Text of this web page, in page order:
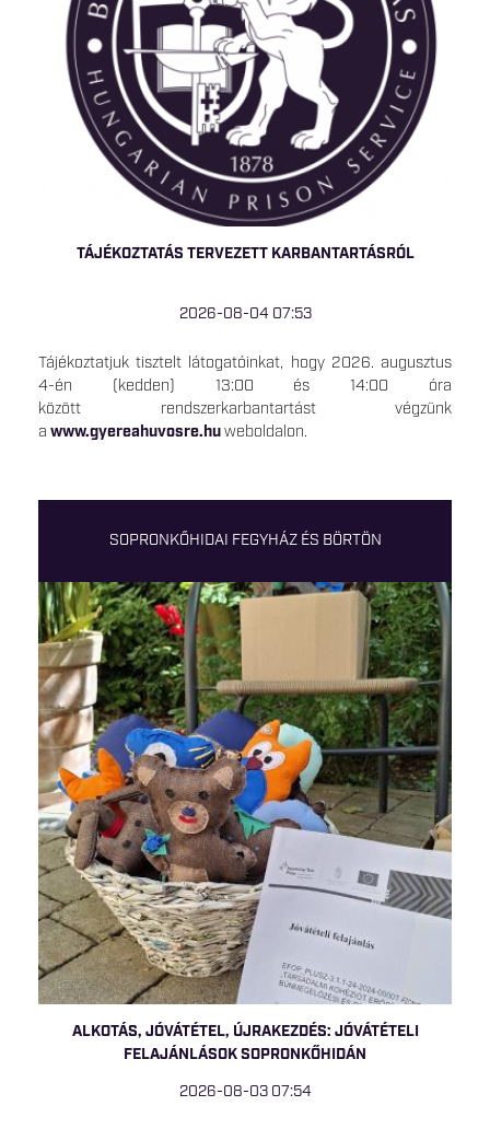
TÁJÉKOZTATÁS TERVEZETT KARBANTARTÁSRÓL
2026-08-04 07:53
Tájékoztatjuk tisztelt látogatóinkat, hogy 2026. augusztus
4-én (kedden) 13:00 és 14:00 óra
között rendszerkarbantartást végzünk
a www.gyereahuvosre.huweboldalon.
SOPRONKŐHIDAI FEGYHÁZ ÉS BÖRTÖN
ALKOTÁS, JÓVÁTÉTEL, ÚJRAKEZDÉS: JÓVÁTÉTELI
FELAJÁNLÁSOK SOPRONKŐHIDÁN
2026-08-03 07:54